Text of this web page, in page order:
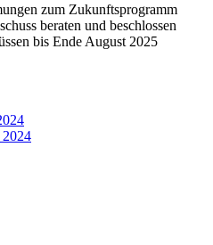
zum Zukunftsprogramm
beraten und beschlossen
bis Ende August 2025